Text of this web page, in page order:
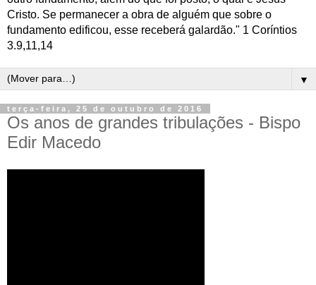
Cristo. Se permanecer a obra de alguém que sobre o
fundamento edificou, esse receberá galardão." 1 Coríntios
3.9,11,14
▼
terça-feira, 25 de outubro de 2016
Os anos de grandes tribulações - Bispo
Edir Macedo